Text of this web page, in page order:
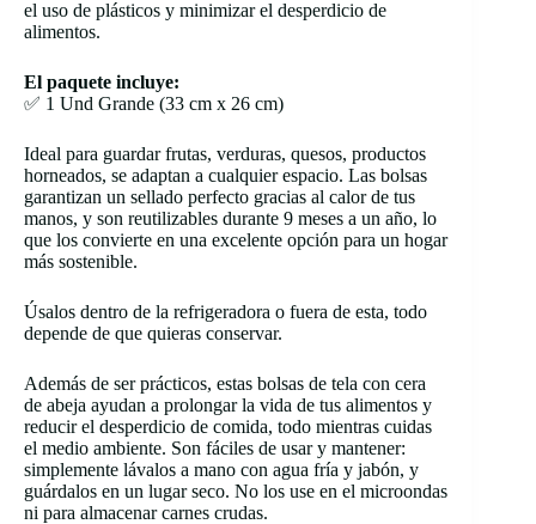
el uso de plásticos y minimizar el desperdicio de
alimentos.
El paquete incluye:
✅ 1 Und Grande (33 cm x 26 cm)
Ideal para guardar frutas, verduras, quesos, productos
horneados, se adaptan a cualquier espacio. Las bolsas
garantizan un sellado perfecto gracias al calor de tus
manos, y son reutilizables durante 9 meses a un año, lo
que los convierte en una excelente opción para un hogar
más sostenible.
Úsalos dentro de la refrigeradora o fuera de esta, todo
depende de que quieras conservar.
Además de ser prácticos, estas bolsas de tela con cera
de abeja ayudan a prolongar la vida de tus alimentos y
reducir el desperdicio de comida, todo mientras cuidas
el medio ambiente. Son fáciles de usar y mantener:
simplemente lávalos a mano con agua fría y jabón, y
guárdalos en un lugar seco. No los use en el microondas
ni para almacenar carnes crudas.